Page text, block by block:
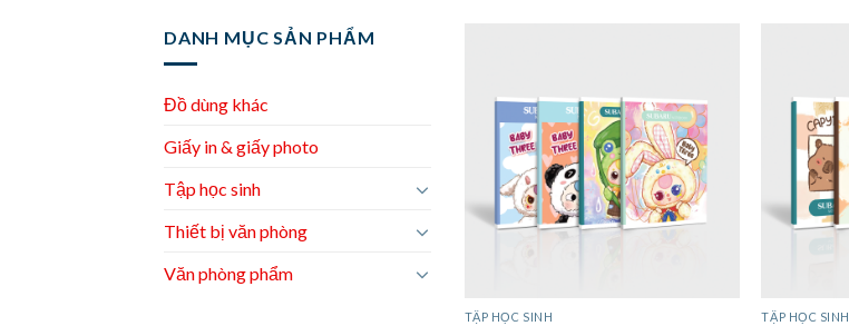
DANH MỤC SẢN PHẨM
Đồ dùng khác
Giấy in & giấy photo
Tập học sinh
Thiết bị văn phòng
Văn phòng phẩm
TẬP HỌC SINH TẬP HỌC SINH